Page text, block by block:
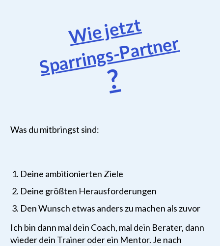
Wie jetzt
Sparrings-Partner
?
Was du mitbringst sind:
Deine ambitionierten Ziele
Deine größten Herausforderungen
Den Wunsch etwas anders zu machen als zuvor
Ich bin dann mal dein Coach, mal dein Berater, dann
wieder dein Trainer oder ein Mentor. Je nach